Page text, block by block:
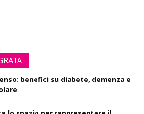
benefici su diabete, demenza e